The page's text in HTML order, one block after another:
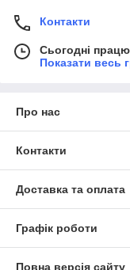
Контакти
Сьогодні
Показати весь
Про нас
Контакти
Доставка та оплата
Графік роботи
Повна версія сайту